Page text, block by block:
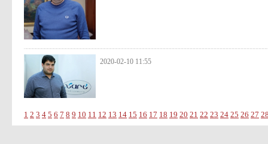
2020-02-10 11:55
1 2 3 4 5 6 7 8 9 10 11 12 13 14 15 16 17 18 19 20 21 22 23 24 25 26 27